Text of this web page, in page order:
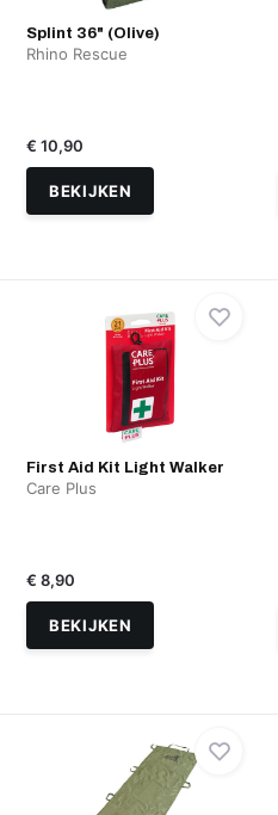
Splint 36" (Olive)
Rhino Rescue
€ 10,90
BEKIJKEN
First Aid Kit Light Walker
Care Plus
€ 8,90
BEKIJKEN